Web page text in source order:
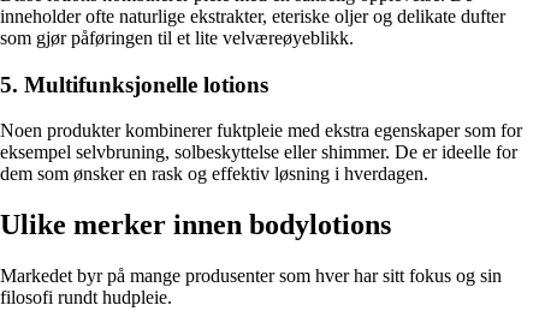
inneholder ofte naturlige ekstrakter, eteriske oljer og delikate dufter
som gjør påføringen til et lite velværeøyeblikk.
5. Multifunksjonelle lotions
Noen produkter kombinerer fuktpleie med ekstra egenskaper som for
eksempel selvbruning, solbeskyttelse eller shimmer. De er ideelle for
dem som ønsker en rask og effektiv løsning i hverdagen.
Ulike merker innen bodylotions
Markedet byr på mange produsenter som hver har sitt fokus og sin
filosofi rundt hudpleie.